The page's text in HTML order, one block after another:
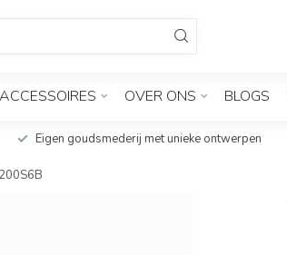
ACCESSOIRES OVER ONS BLOGS
Eigen goudsmederij met unieke ontwerpen